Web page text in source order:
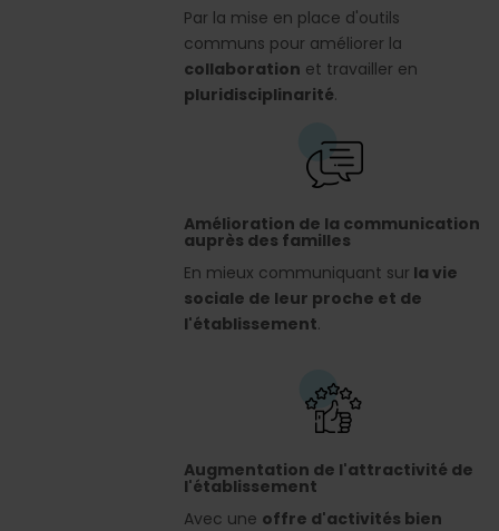
Par la mise en place d'outils
communs pour améliorer la
collaboration et travailler en
pluridisciplinarité.
Amélioration de la communication
auprès des familles
En mieux communiquant sur la vie
sociale de leur proche et de
l'établissement.
Augmentation de l'attractivité de
l'établissement
Avec une offre d'activités bien